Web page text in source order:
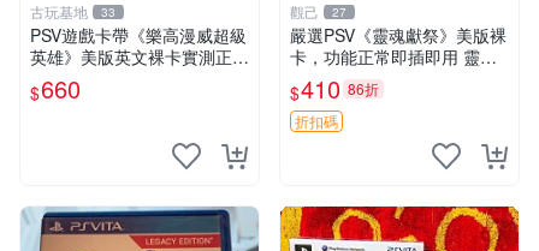
古玩基地 33
PSV遊戲卡帶《樂高漫威超級
英雄》美版英文裸卡實測正常
全新嚴選嚴選嚴選
$660
觀己 27
嚴選PSV《靈魂獻祭》美版裸
卡，功能正常即插即用 靈魂
獻祭 PSV 卡帶 主機兼容
$410 86折
折扣碼